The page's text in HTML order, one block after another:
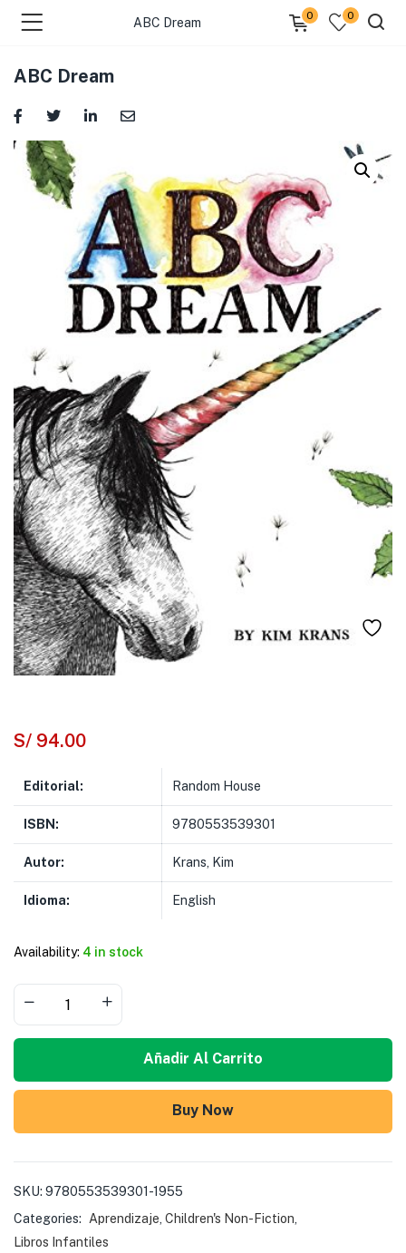
ABC Dream
0 0
ABC Dream
S/ 94.00
Editorial: Random House
ISBN: 9780553539301
Autor: Krans, Kim
Idioma: English
Availability: 4 in stock
Añadir Al Carrito
Buy Now
SKU: 9780553539301-1955
Categories:
Aprendizaje Children's Non-Fiction
Libros Infantiles